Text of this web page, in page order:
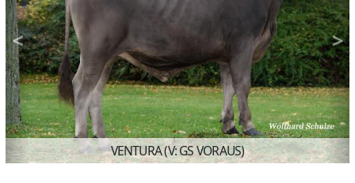
VENTURA (V: GS VORAUS)
<Previous >